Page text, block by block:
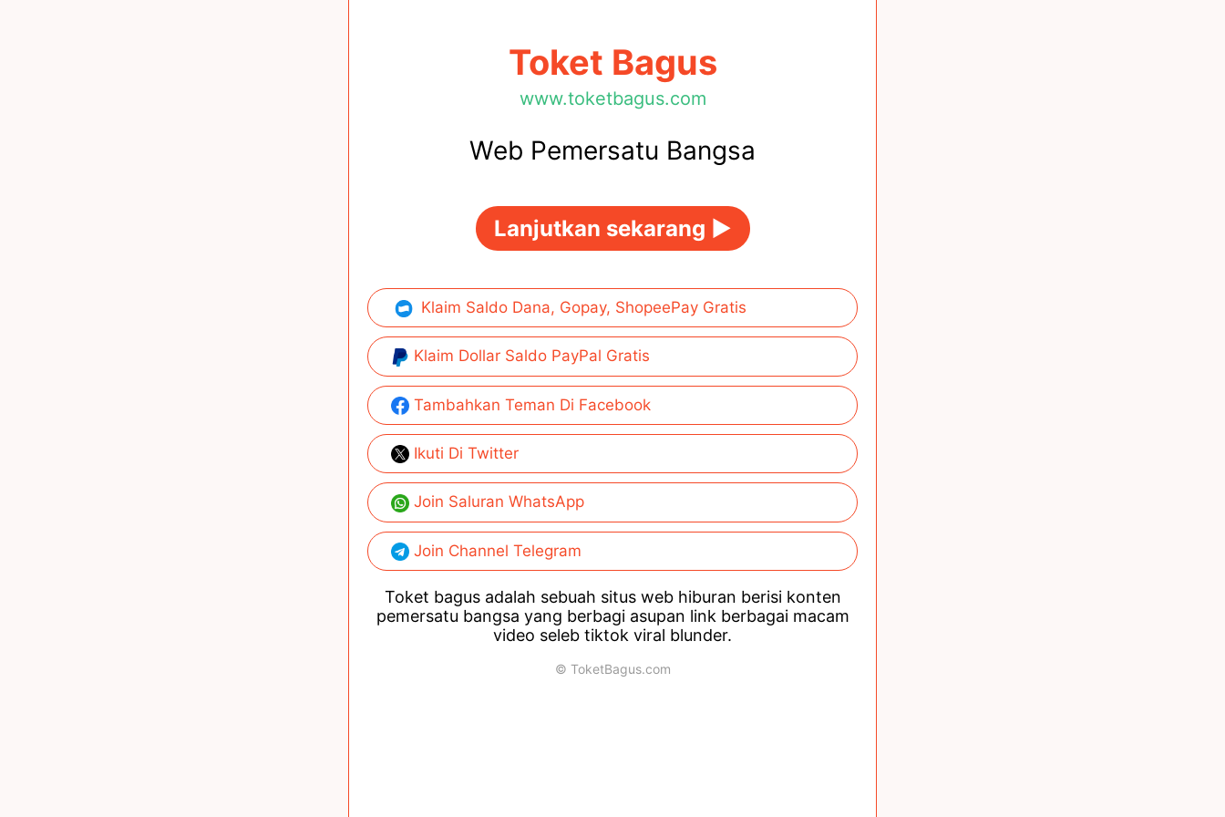
Toket Bagus
www.toketbagus.com
Web Pemersatu Bangsa
Lanjutkan sekarang ►
Klaim Saldo Dana, Gopay, ShopeePay Gratis
Klaim Dollar Saldo PayPal Gratis
Tambahkan Teman Di Facebook
Ikuti Di Twitter
Join Saluran WhatsApp
Join Channel Telegram
Toket bagus adalah sebuah situs web hiburan berisi konten
pemersatu bangsa yang berbagi asupan link berbagai macam
video seleb tiktok viral blunder.
© ToketBagus.com